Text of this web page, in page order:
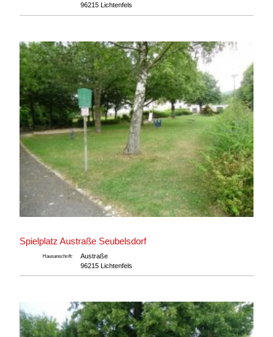
96215 Lichtenfels
Spielplatz Austraße Seubelsdorf
Hausanschrift:
Austraße
96215 Lichtenfels